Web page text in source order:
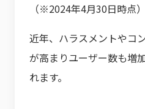
（※2024年4月30日時点）
近年、ハラスメントやコ
が高まりユーザー数も増
れます。